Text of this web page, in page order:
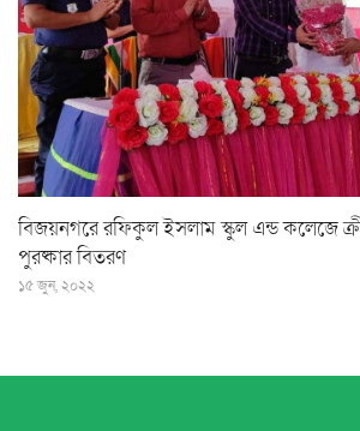
বিজয়নগরে রফিকুল ইসলাম স্কুল এন্ড কলেজে
পুরষ্কার বিতরণ
১৫ জুন, ২০২২